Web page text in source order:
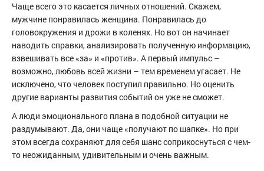
Чаще всего это касается личных отношений. Скажем,
мужчине понравилась женщина. Понравилась до
головокружения и дрожи в коленях. Но вот он начинает
наводить справки, анализировать полученную информацию,
взвешивать все «за» и «против». А первый импульс –
возможно, любовь всей жизни – тем временем угасает. Не
исключено, что человек поступил правильно. Но оценить
другие варианты развития событий он уже не сможет.
А люди эмоционального плана в подобной ситуации не
раздумывают. Да, они чаще «получают по шапке». Но при
этом всегда сохраняют для себя шанс соприкоснуться с чем-
то неожиданным, удивительным и очень важным.